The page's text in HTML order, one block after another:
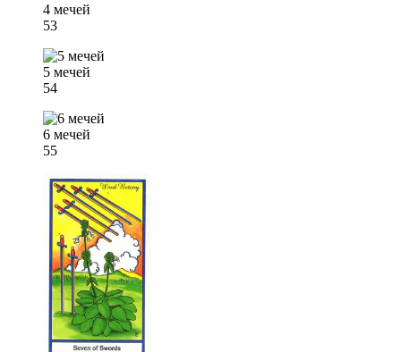
4 мечей
53
5 мечей
54
6 мечей
55